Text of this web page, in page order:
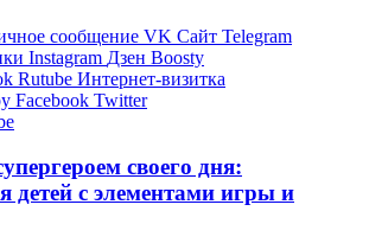
сообщение VK Сайт Telegram
Instagram Дзен Boosty
Rutube Интернет-визитка
Facebook Twitter
своего дня:
детей с элементами игры и